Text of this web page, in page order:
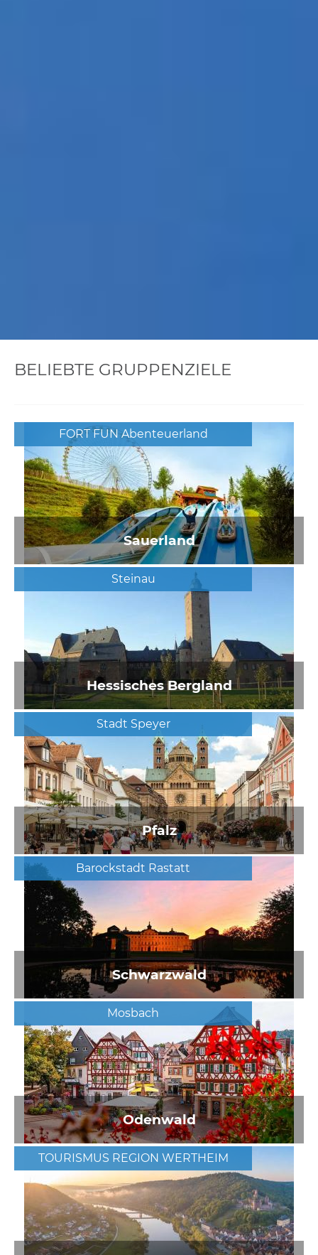
BELIEBTE GRUPPENZIELE
FORT FUN Abenteuerland
Sauerland
Steinau
Hessisches Bergland
Stadt Speyer
Pfalz
Barockstadt Rastatt
Schwarzwald
Mosbach
Odenwald
TOURISMUS REGION WERTHEIM